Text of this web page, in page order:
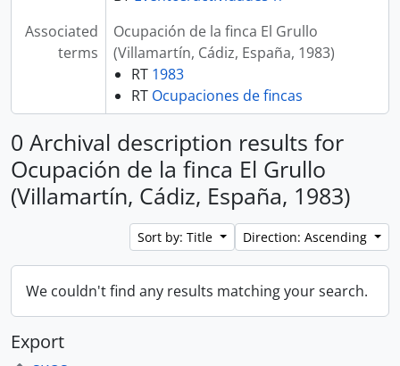
Associated
terms
Ocupación de la finca El Grullo
(Villamartín, Cádiz, España, 1983)
RT 1983
RT Ocupaciones de fincas
0 Archival description results for
Ocupación de la finca El Grullo
(Villamartín, Cádiz, España, 1983)
Sort by: Title Direction: Ascending
We couldn't find any results matching your search.
Export